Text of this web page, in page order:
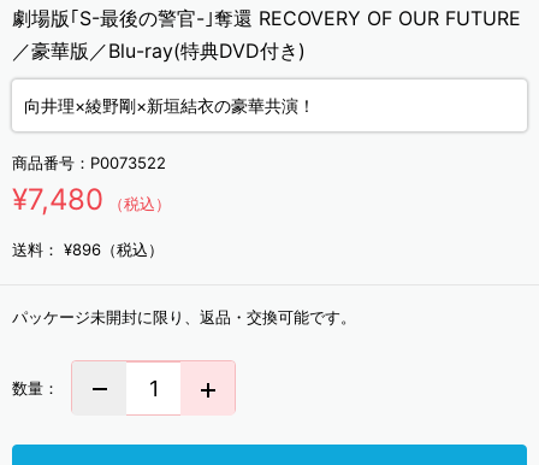
劇場版｢S-最後の警官-｣奪還 RECOVERY OF OUR FUTURE
／豪華版／Blu-ray(特典DVD付き)
向井理×綾野剛×新垣結衣の豪華共演！
商品番号： P0073522
¥7,480 （税込）
送料： ¥896（税込）
パッケージ未開封に限り、返品・交換可能です。
数量：